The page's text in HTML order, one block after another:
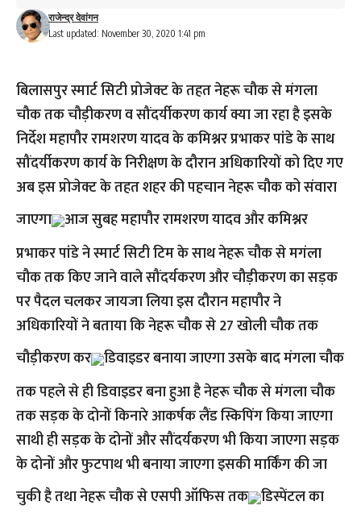
Last updated: November 30, 2020 1:41 pm
राजेन्द्र देवांगन
बिलासपुर स्मार्ट सिटी प्रोजेक्ट के तहत नेहरू चौक से मंगला
चौक तक चौड़ीकरण व सौंदर्यीकरण कार्य क्या जा रहा है इसके
निर्देश महापौर रामशरण यादव के कमिश्नर प्रभाकर पांडे के साथ
सौंदर्यीकरण कार्य के निरीक्षण के दौरान अधिकारियों को दिए गए
अब इस प्रोजेक्ट के तहत शहर की पहचान नेहरू चौक को संवारा
जाएगा आज सुबह महापौर रामशरण यादव और कमिश्नर
प्रभाकर पांडे ने स्मार्ट सिटी टिम के साथ नेहरू चौक से मगंला
चौक तक किए जाने वाले सौंदर्यकरण और चौड़ीकरण का सड़क
पर पैदल चलकर जायजा लिया इस दौरान महापौर ने
अधिकारियों ने बताया कि नेहरू चौक से 27 खोली चौक तक
चौड़ीकरण कर डिवाइडर बनाया जाएगा उसके बाद मंगला चौक
तक पहले से ही डिवाइडर बना हुआ है नेहरू चौक से मंगला चौक
तक सड़क के दोनों किनारे आकर्षक लैंड स्किपिंग किया जाएगा
साथी ही सड़क के दोनों और सौंदर्यकरण भी किया जाएगा सड़क
के दोनों और फुटपाथ भी बनाया जाएगा इसकी मार्किंग की जा
चुकी है तथा नेहरू चौक से एसपी ऑफिस तक डिस्पेंटल का